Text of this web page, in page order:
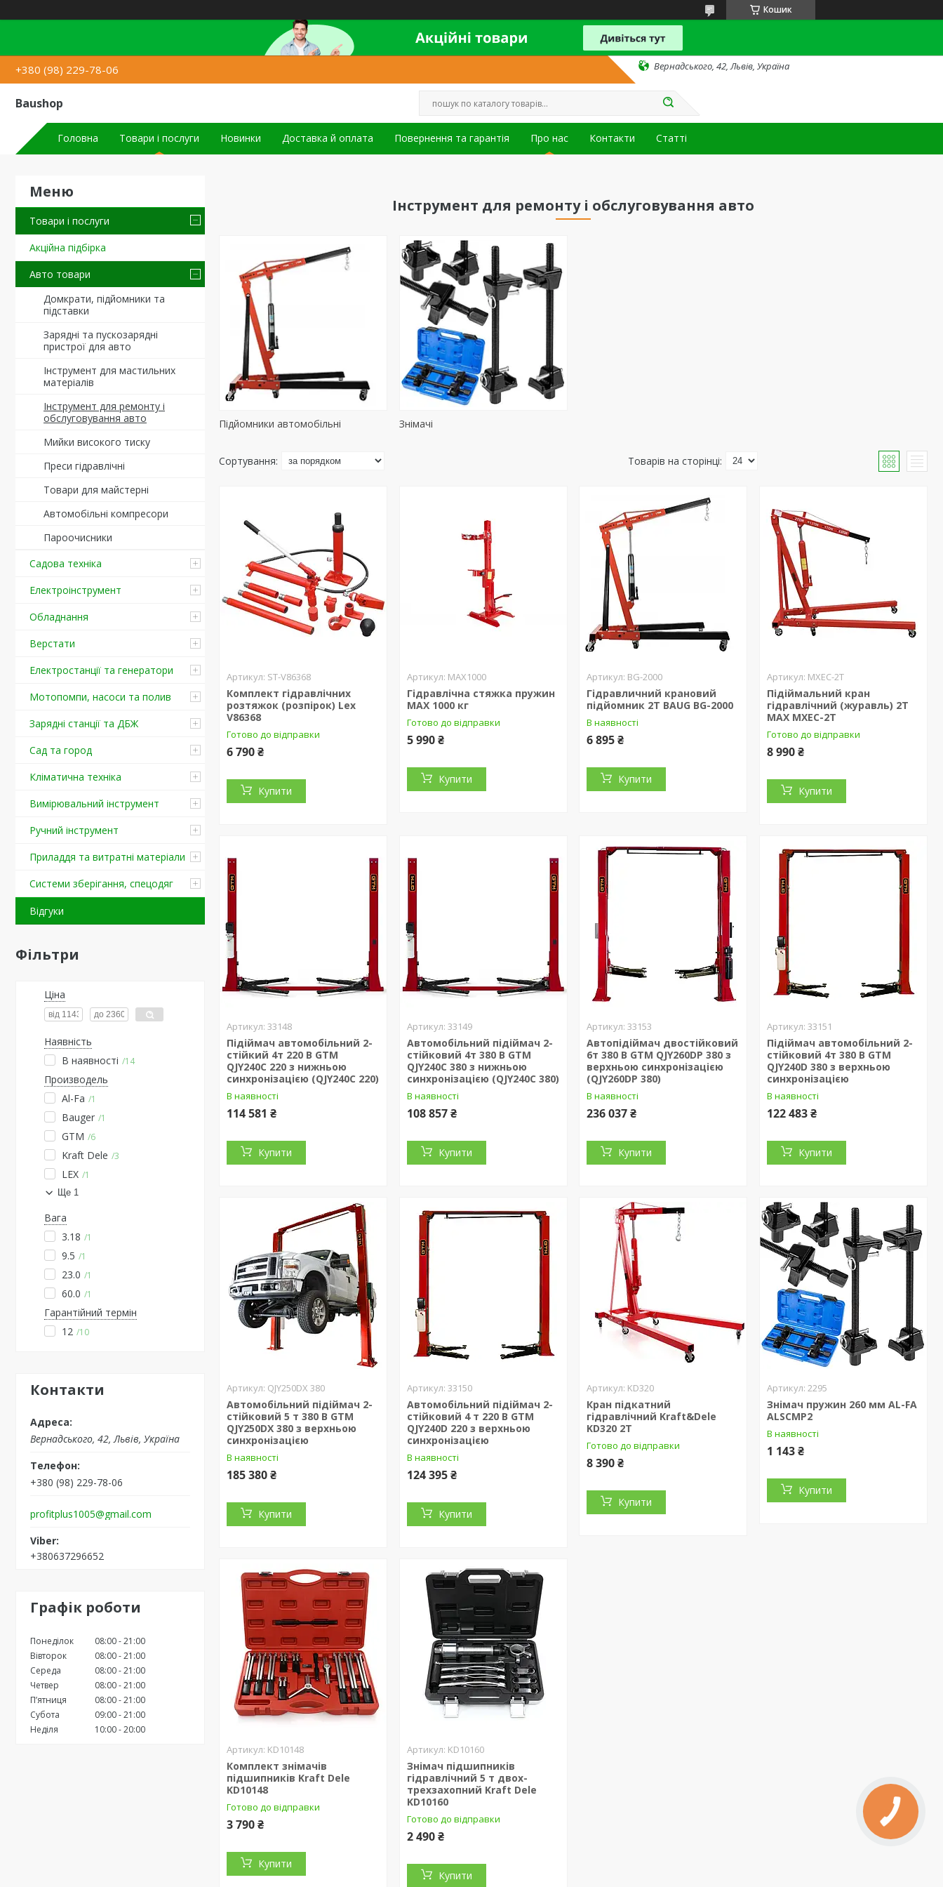
Кошик
+380 (98) 229-78-06 Вернадського, 42, Львів, Україна
Baushop
Головна Товари і послуги Новинки Доставка й оплата Повернення та гарантія Про нас Контакти Статті
Товари і послуги
Акційна підбірка
Авто товари
Домкрати, підйомники та
підставки
Зарядні та пускозарядні
пристрої для авто
Інструмент для мастильних
матеріалів
Інструмент для ремонту і
обслуговування авто
Мийки високого тиску
Преси гідравлічні
Товари для майстерні
Автомобільні компресори
Пароочисники
Садова техніка
Електроінструмент
Обладнання
Верстати
Електростанції та генератори
Мотопомпи, насоси та полив
Зарядні станції та ДБЖ
Сад та город
Кліматична техніка
Вимірювальний інструмент
Ручний інструмент
Приладдя та витратні матеріали
Системи зберігання, спецодяг
Відгуки
Фільтри
Ціна
Наявність
В наявності
14
Производель
Al-Fa
1
Bauger 1
GTM 6
Kraft Dele 3
LEX 1
Ще 1
Вага
3.18
1
9.5 1
23.0 1
60.0 1
Гарантійний термін
12 10
Контакти
Вернадського, 42, Львів, Україна
+380 (98) 229-78-06
profitplus1005@gmail.com
+380637296652
Графік роботи
Понеділок 08:00 21:00
Вівторок
08:00 21:00
Середа
08:00 21:00
Четвер
08:00 21:00
Пʼятниця
08:00 21:00
Субота
09:00 21:00
Неділя
10:00 20:00
Інструмент для ремонту і обслуговування авто
Підйомники автомобільні Знімачі
ST-V86368
Комплект гідравлічних
розтяжок (розпірок) Lex
V86368
Готово до відправки
6 790 ₴
Купити
MAX1000
Гідравлічна стяжка пружин
MAX 1000 кг
Готово до відправки
5 990 ₴
Купити
BG-2000
Гідравличний крановий
підйомник 2T BAUG BG-2000
В наявності
6 895 ₴
Купити
MXEC-2T
Підіймальний кран
гідравлічний (журавль) 2Т
MAX MXEC-2T
Готово до відправки
8 990 ₴
Купити
33148
Підіймач автомобільний 2-
стійкий 4т 220 В GTM
QJY240C 220 з нижньою
синхронізацією (QJY240C 220)
В наявності
114 581 ₴
Купити
33149
Автомобільний підіймач 2-
стійковий 4т 380 В GTM
QJY240C 380 з нижньою
синхронізацією (QJY240C 380)
В наявності
108 857 ₴
Купити
33153
Автопідіймач двостійковий
6т 380 В GTM QJY260DP 380 з
верхньою синхронізацією
(QJY260DP 380)
В наявності
236 037 ₴
Купити
33151
Підіймач автомобільний 2-
стійковий 4т 380 В GTM
QJY240D 380 з верхньою
синхронізацією
В наявності
122 483 ₴
Купити
QJY250DX 380
Автомобільний підіймач 2-
стійковий 5 т 380 В GTM
QJY250DX 380 з верхньою
синхронізацією
В наявності
185 380 ₴
Купити
33150
Автомобільний підіймач 2-
стійковий 4 т 220 В GTM
QJY240D 220 з верхньою
синхронізацією
В наявності
124 395 ₴
Купити
KD320
Кран підкатний
гідравлічний Kraft&Dele
KD320 2T
Готово до відправки
8 390 ₴
Купити
2295
Знімач пружин 260 мм AL-FA
ALSCMP2
В наявності
1 143 ₴
Купити
KD10148
Комплект знімачів
підшипників Kraft Dele
KD10148
Готово до відправки
3 790 ₴
Купити
KD10160
Знімач підшипників
гідравлічний 5 т двоx-
тpexзахопний Kraft Dele
KD10160
Готово до відправки
2 490 ₴
Купити